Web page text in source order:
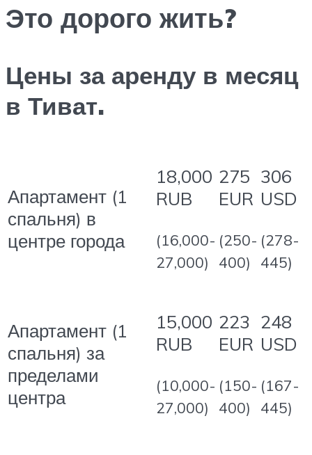
Это дорого жить?
Цены за аренду в месяц
в Тиват.
Апартамент (1
спальня) в
центре города
18,000
RUB
(16,000-
27,000)
275
EUR
(250-
400)
306
USD
(278-
445)
Апартамент (1
спальня) за
пределами
центра
15,000
RUB
(10,000-
27,000)
223
EUR
(150-
400)
248
USD
(167-
445)